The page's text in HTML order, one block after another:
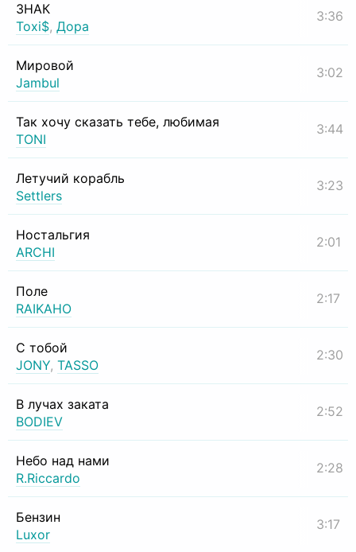
ЗНАК
Toxi$, Дора
3:36
Мировой
Jambul
3:02
Так хочу сказать тебе, любимая
TONI
3:44
Летучий корабль
Settlers
3:23
Ностальгия
ARCHI
2:01
Поле
RAIKAHO
2:17
С тобой
JONY, TASSO
2:30
В лучах заката
BODIEV
2:52
Небо над нами
R.Riccardo
2:28
Бензин
Luxor
3:17